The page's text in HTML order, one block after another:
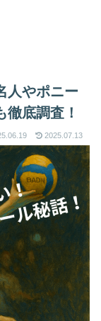
人やポニー
底調査！
2025.07.13